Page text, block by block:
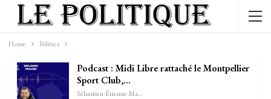
Home Politics
Podcast : Midi Libre rattaché le Montpellier
Sport Club,…
Sébastien-Étienne Marechal